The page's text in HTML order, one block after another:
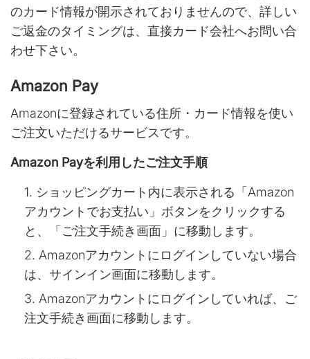
のカード情報が開示されておりませんので、詳しい
ご返金のタイミングは、直接カード会社へお問い合
わせ下さい。
Amazon Pay
Amazonに登録されている住所・カード情報を使い
ご注文いただけるサービスです。
Amazon Payを利用したご注文手順
ショッピングカート内に表示される「Amazon
アカウントでお支払い」ボタンをクリックする
と、「ご注文手続き画面」に移動します。
Amazonアカウントにログインしていない場合
は、サインイン画面に移動します。
Amazonアカウントにログインしていれば、ご
注文手続き画面に移動します。